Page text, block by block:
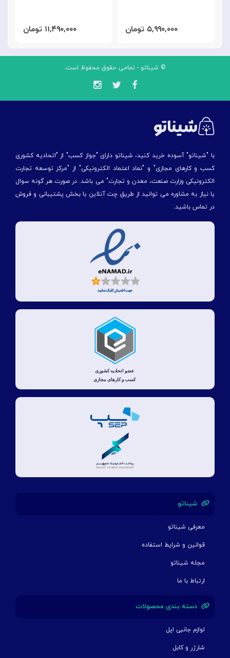
۱۱,۴۹۰,۰۰۰ تومان ۵,۹۹۰,۰۰۰ تومان
© شیناتو - تمامی حقوق محفوظ است.
با "شیناتو" آسوده خرید کنید، شیناتو دارای "جواز کسب" از "اتحادیه کشوری
کسب و کارهای مجازی" و "نماد اعتماد الکترونیکی" از "مركز توسعه تجارت
الكترونیكی وزارت صنعت، معدن و تجارت" می باشد. در صورت هر گونه سوال
یا نیاز به مشاوره می توانید از طریق چت آنلاین با بخش پشتیبانی و فروش
در تماس باشید.
شیناتو
معرفی شیناتو
قوانین و شرایط استفاده
مجله شیناتو
ارتباط با ما
دسته بندی محصولات
لوازم جانبی اپل
شارژر و کابل